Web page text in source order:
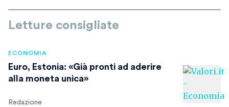
Letture consigliate
ECONOMIA
Euro, Estonia: «Già pronti ad aderire
alla moneta unica»
Redazione